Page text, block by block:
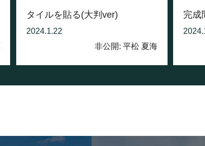
タイルを貼る(大判ver)
2024.1.22
非公開: 平松 夏海
完成